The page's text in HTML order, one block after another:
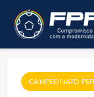
CAMPEONATO